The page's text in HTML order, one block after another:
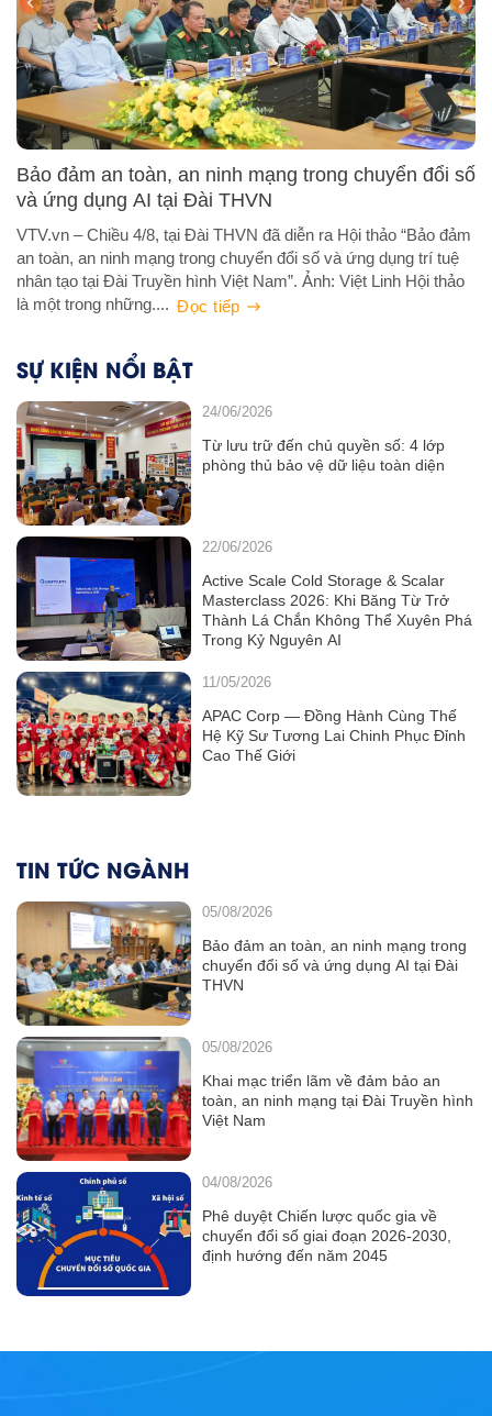
Bảo đảm an toàn, an ninh mạng trong chuyển đổi số
và ứng dụng AI tại Đài THVN
VTV.vn – Chiều 4/8, tại Đài THVN đã diễn ra Hội thảo “Bảo đảm
an toàn, an ninh mạng trong chuyển đổi số và ứng dụng trí tuệ
nhân tạo tại Đài Truyền hình Việt Nam”. Ảnh: Việt Linh Hội thảo
là một trong những.... Đọc tiếp
SỰ KIỆN NỔI BẬT
Từ lưu trữ đến chủ quyền số: 4 lớp
phòng thủ bảo vệ dữ liệu toàn diện
24/06/2026
Active Scale Cold Storage & Scalar
Masterclass 2026: Khi Băng Từ Trở
Thành Lá Chắn Không Thể Xuyên Phá
Trong Kỷ Nguyên AI
22/06/2026
APAC Corp — Đồng Hành Cùng Thế
Hệ Kỹ Sư Tương Lai Chinh Phục Đỉnh
Cao Thế Giới
11/05/2026
TIN TỨC NGÀNH
Bảo đảm an toàn, an ninh mạng trong
chuyển đổi số và ứng dụng AI tại Đài
THVN
05/08/2026
Khai mạc triển lãm về đảm bảo an
toàn, an ninh mạng tại Đài Truyền hình
Việt Nam
05/08/2026
Phê duyệt Chiến lược quốc gia về
chuyển đổi số giai đoạn 2026-2030,
định hướng đến năm 2045
04/08/2026